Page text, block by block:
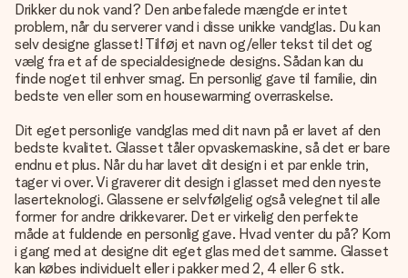
Drikker du nok vand? Den anbefalede mængde er intet
problem, når du serverer vand i disse unikke vandglas. Du kan
selv designe glasset! Tilføj et navn og/eller tekst til det og
vælg fra et af de specialdesignede designs. Sådan kan du
finde noget til enhver smag. En personlig gave til familie, din
bedste ven eller som en housewarming overraskelse.
Dit eget personlige vandglas med dit navn på er lavet af den
bedste kvalitet. Glasset tåler opvaskemaskine, så det er bare
endnu et plus. Når du har lavet dit design i et par enkle trin,
tager vi over. Vi graverer dit design i glasset med den nyeste
laserteknologi. Glassene er selvfølgelig også velegnet til alle
former for andre drikkevarer. Det er virkelig den perfekte
måde at fuldende en personlig gave. Hvad venter du på? Kom
i gang med at designe dit eget glas med det samme. Glasset
kan købes individuelt eller i pakker med 2, 4 eller 6 stk.